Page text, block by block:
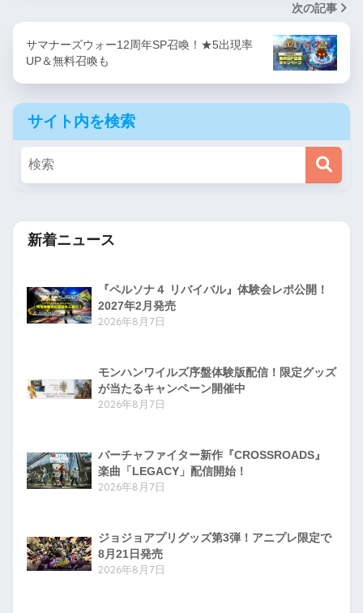
次の記事
サマナーズウォー12周年SP召喚！★5出現率
UP＆無料召喚も
サイト内を検索
新着ニュース
『ペルソナ４ リバイバル』体験会レポ公開！
2027年2月発売
2026年8月7日
モンハンワイルズ序盤体験版配信！限定グッズ
が当たるキャンペーン開催中
2026年8月7日
バーチャファイター新作『CROSSROADS』
楽曲「LEGACY」配信開始！
2026年8月7日
ジョジョアプリグッズ第3弾！アニプレ限定で
8月21日発売
2026年8月7日